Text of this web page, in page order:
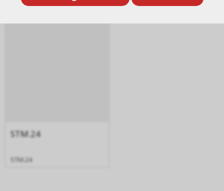
STM.24
STM.24